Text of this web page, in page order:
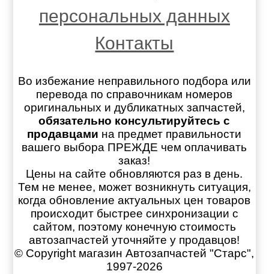
персональных данных
Контакты
Во избежание неправильного подбора или
перевода по справочникам номеров
оригинальных и дубликатных запчастей,
обязательно консультируйтесь с
продавцами на предмет правильности
вашего выбора ПРЕЖДЕ чем оплачивать
заказ!
Цены на сайте обновляются раз в день.
Тем не менее, может возникнуть ситуация,
когда обновление актуальных цен товаров
происходит быстрее синхронизации с
сайтом, поэтому конечную стоимость
автозапчастей уточняйте у продавцов!
© Copyright магазин Автозапчастей "Старс",
1997-2026